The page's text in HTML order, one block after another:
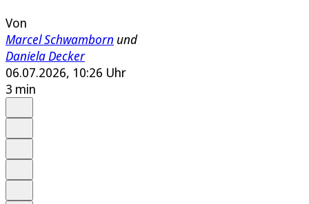
Von
Marcel Schwamborn und
Daniela Decker
06.07.2026, 10:26 Uhr
3 min